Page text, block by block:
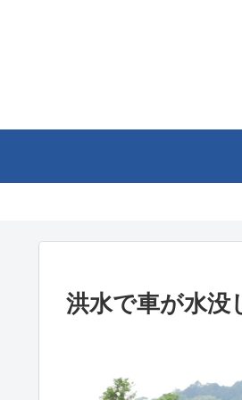
洪水で車が水没